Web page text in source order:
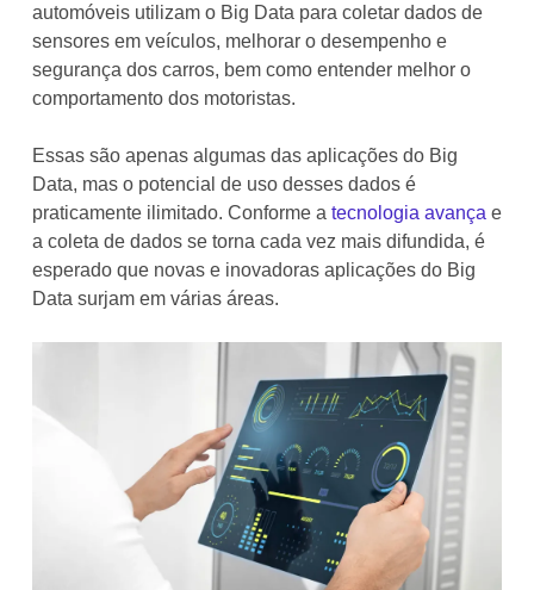
automóveis utilizam o Big Data para coletar dados de
sensores em veículos, melhorar o desempenho e
segurança dos carros, bem como entender melhor o
comportamento dos motoristas.
Essas são apenas algumas das aplicações do Big
Data, mas o potencial de uso desses dados é
praticamente ilimitado. Conforme a tecnologia avança e
a coleta de dados se torna cada vez mais difundida, é
esperado que novas e inovadoras aplicações do Big
Data surjam em várias áreas.